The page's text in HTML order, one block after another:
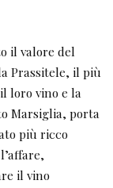
il valore del
Prassitele, il più
loro vino e la
Marsiglia, porta
più ricco
il vino